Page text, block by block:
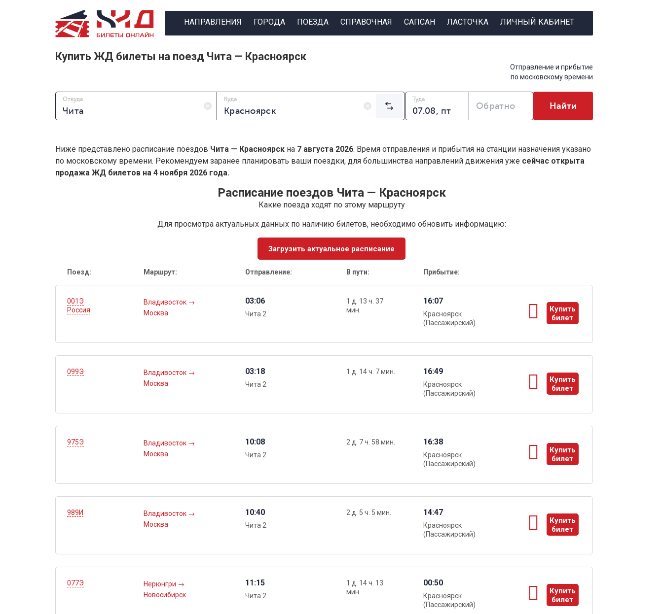
НАПРАВЛЕНИЯ ГОРОДА ПОЕЗДА СПРАВОЧНАЯ САПСАН ЛАСТОЧКА ЛИЧНЫЙ КАБИНЕТ
Купить ЖД билеты на поезд Чита — Красноярск
Отправление и прибытие
по московскому времени
Откуда Куда Туда
Обратно Найти
Ниже представлено расписание поездов Чита — Красноярск на 7 августа 2026. Время отправления и прибытия на станции назначения указано
по московскому времени. Рекомендуем заранее планировать ваши поездки, для большинства направлений движения уже сейчас открыта
продажа ЖД билетов на 4 ноября 2026 года.
Расписание поездов Чита — Красноярск
Какие поезда ходят по этому маршруту
Для просмотра актуальных данных по наличию билетов, необходимо обновить информацию:
Загрузить актуальное расписание
Поезд: Маршрут: Отправление: В пути: Прибытие:
001Э
Россия
Владивосток →
Москва
03:06
Чита 2
1 д. 13 ч. 37
мин.
16:07
Красноярск
(Пассажирский)
Купить
билет
ы
099Э Владивосток →
Москва
03:18
Чита 2
1 д. 14 ч. 7 мин. 16:49
Красноярск
(Пассажирский)
Купить
билет
ы
975Э Владивосток →
Москва
10:08
Чита 2
2 д. 7 ч. 58 мин. 16:38
Красноярск
(Пассажирский)
Купить
билет
ы
989И Владивосток →
Москва
10:40
Чита 2
2 д. 5 ч. 5 мин. 14:47
Красноярск
(Пассажирский)
Купить
билет
ы
077Э Нерюнгри →
Новосибирск
11:15
Чита 2
1 д. 14 ч. 13
мин.
00:50
Красноярск
(Пассажирский)
Купить
билет
ы